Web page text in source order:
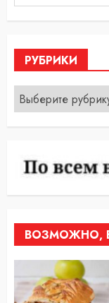
РУБРИКИ
Рубрики
ВОЗМОЖНО,